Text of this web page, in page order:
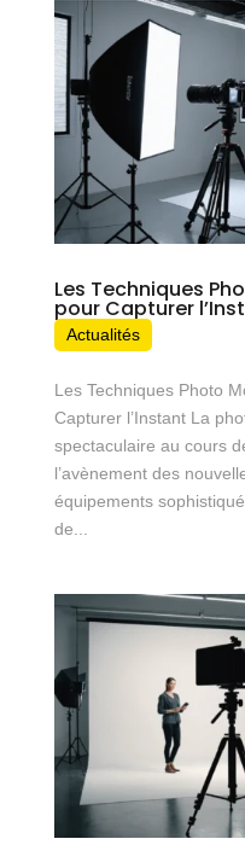
Les Techniques
pour Capturer
Actualités
Les Techniques Photo
Capturer l’Instant La
spectaculaire au cours
l’avènement des
équipements
de...